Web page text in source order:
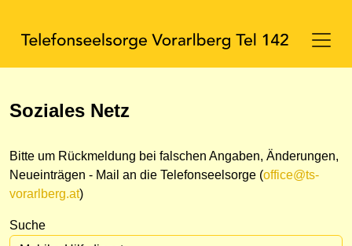
Soziales Netz
Bitte um Rückmeldung bei falschen Angaben, Änderungen,
Neueinträgen - Mail an die Telefonseelsorge (office@ts-
vorarlberg.at)
Suche